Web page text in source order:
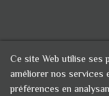
Ce site Web utilise ses
améliorer nos services
préférences en